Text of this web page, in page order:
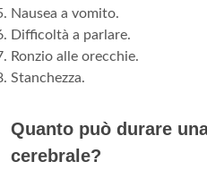
Nausea a vomito.
Difficoltà a parlare.
Ronzio alle orecchie.
Stanchezza.
Quanto può durare
cerebrale?